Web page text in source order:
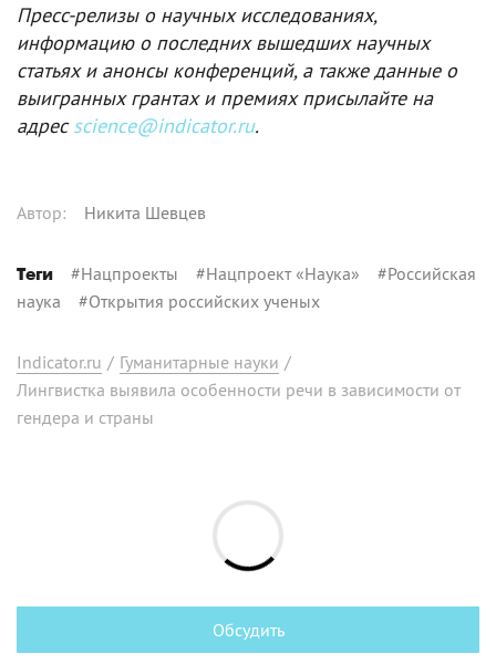
Пресс-релизы о научных исследованиях,
информацию о последних вышедших научных
статьях и анонсы конференций, а также данные о
выигранных грантах и премиях присылайте на
адресscience@indicator.ru.
Автор: Никита Шевцев
Теги #Нацпроекты #Нацпроект «Наука» #Российская
наука #Открытия российских ученых
Indicator.ru / Гуманитарные науки /
Лингвистка выявила особенности речи в зависимости от
гендера и страны
Обсудить